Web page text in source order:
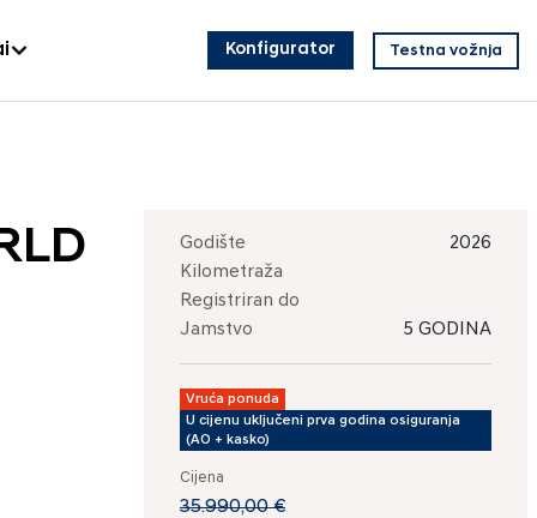
Konfigurator Testna vožnja
Godište
2026
Kilometraža
Registriran do
Jamstvo
5 GODINA
Vruća ponuda
U cijenu uključeni prva godina osiguranja
(AO + kasko)
Cijena
35.990,00 €